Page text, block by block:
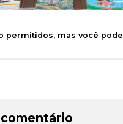
permitidos, mas você pode